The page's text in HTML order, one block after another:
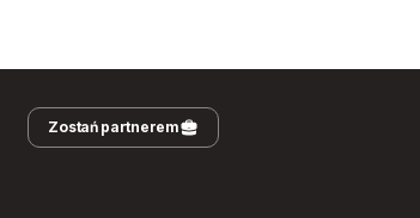
Zostań partnerem